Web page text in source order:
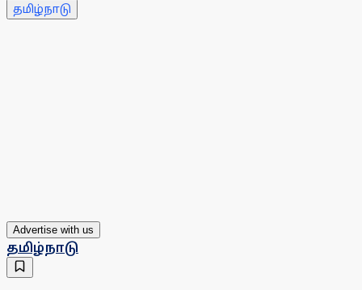
தமிழ்நாடு
Advertise with us
தமிழ்நாடு